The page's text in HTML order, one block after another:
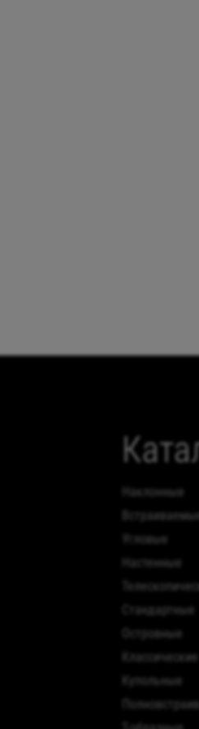
наклонные
угловые
настенные
стандартные
островные
классические
купольные